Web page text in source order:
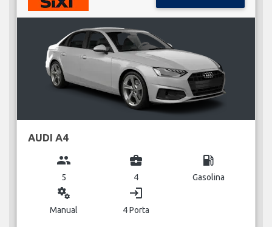
AUDI A4
group
5
business_center
4
local_gas_station
Gasolina
miscellaneous_services
Manual
login
4 Porta